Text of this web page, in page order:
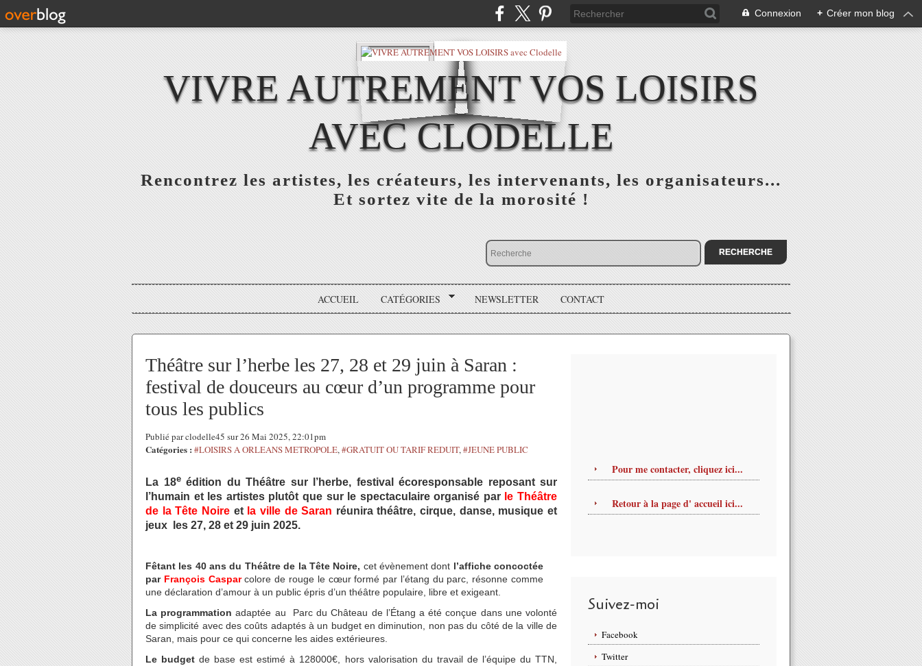
Connexion + Créer mon blog
VIVRE AUTREMENT VOS LOISIRS
AVEC CLODELLE
Rencontrez les artistes, les créateurs, les intervenants, les organisateurs...
Et sortez vite de la morosité !
ACCUEIL CATÉGORIES NEWSLETTER CONTACT
Théâtre sur l’herbe les 27, 28 et 29 juin à Saran :
festival de douceurs au cœur d’un programme pour
tous les publics
Publié par clodelle45 sur 26 Mai 2025, 22:01pm
Catégories : #LOISIRS A ORLEANS METROPOLE,#GRATUIT OU TARIF REDUIT,#JEUNE PUBLIC
La 18eédition du Théâtre sur l’herbe, festival écoresponsable reposant sur
l’humain et les artistes plutôt que sur le spectaculaire organisé par le Théâtre
de la Tête Noireet la ville de Saran réunira théâtre, cirque, danse, musique et
jeux les 27, 28 et 29 juin 2025.
Fêtant les 40 ans du Théâtre de la Tête Noire, cet évènement dont l’affiche concoctée
par François Caspar colore de rouge le cœur formé par l’étang du parc, résonne comme
une déclaration d’amour à un public épris d’un théâtre populaire, libre et exigeant.
La programmation adaptée au Parc du Château de l’Étang a été conçue dans une volonté
de simplicité avec des coûts adaptés à un budget en diminution, non pas du côté de la ville de
Saran, mais pour ce qui concerne les aides extérieures.
Le budget de base est estimé à 128000€, hors valorisation du travail de l’équipe du TTN,
Pour me contacter, cliquez ici...
Retour à la page d' accueil ici...
Suivez-moi
Facebook
Twitter